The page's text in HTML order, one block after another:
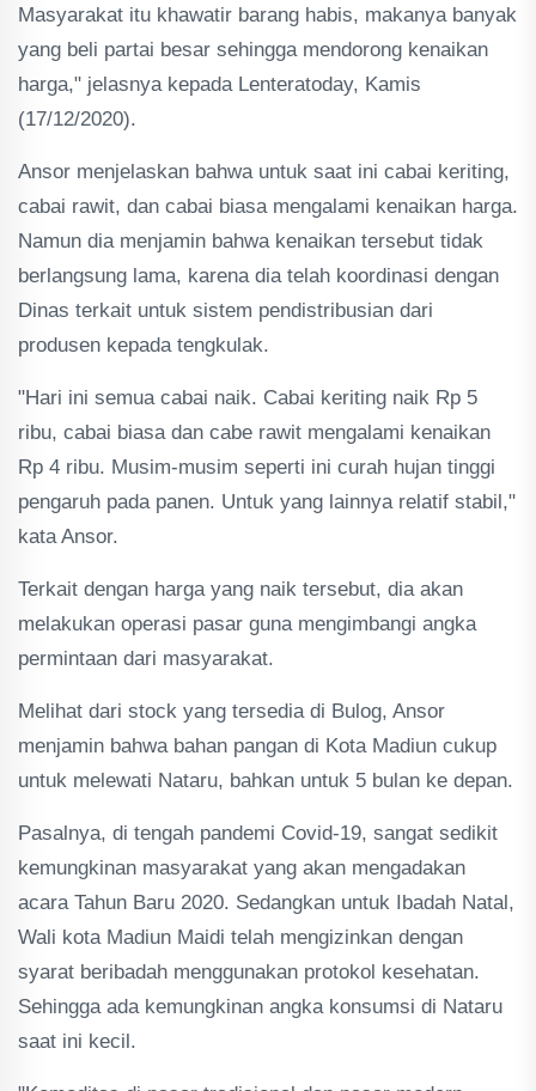
Masyarakat itu khawatir barang habis, makanya banyak
yang beli partai besar sehingga mendorong kenaikan
harga," jelasnya kepada Lenteratoday, Kamis
(17/12/2020).
Ansor menjelaskan bahwa untuk saat ini cabai keriting,
cabai rawit, dan cabai biasa mengalami kenaikan harga.
Namun dia menjamin bahwa kenaikan tersebut tidak
berlangsung lama, karena dia telah koordinasi dengan
Dinas terkait untuk sistem pendistribusian dari
produsen kepada tengkulak.
"Hari ini semua cabai naik. Cabai keriting naik Rp 5
ribu, cabai biasa dan cabe rawit mengalami kenaikan
Rp 4 ribu. Musim-musim seperti ini curah hujan tinggi
pengaruh pada panen. Untuk yang lainnya relatif stabil,"
kata Ansor.
Terkait dengan harga yang naik tersebut, dia akan
melakukan operasi pasar guna mengimbangi angka
permintaan dari masyarakat.
Melihat dari stock yang tersedia di Bulog, Ansor
menjamin bahwa bahan pangan di Kota Madiun cukup
untuk melewati Nataru, bahkan untuk 5 bulan ke depan.
Pasalnya, di tengah pandemi Covid-19, sangat sedikit
kemungkinan masyarakat yang akan mengadakan
acara Tahun Baru 2020. Sedangkan untuk Ibadah Natal,
Wali kota Madiun Maidi telah mengizinkan dengan
syarat beribadah menggunakan protokol kesehatan.
Sehingga ada kemungkinan angka konsumsi di Nataru
saat ini kecil.